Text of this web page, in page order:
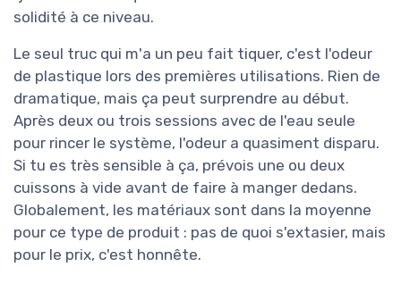
solidité à ce niveau.
Le seul truc qui m'a un peu fait tiquer, c'est l'odeur
de plastique lors des premières utilisations. Rien de
dramatique, mais ça peut surprendre au début.
Après deux ou trois sessions avec de l'eau seule
pour rincer le système, l'odeur a quasiment disparu.
Si tu es très sensible à ça, prévois une ou deux
cuissons à vide avant de faire à manger dedans.
Globalement, les matériaux sont dans la moyenne
pour ce type de produit : pas de quoi s'extasier, mais
pour le prix, c'est honnête.